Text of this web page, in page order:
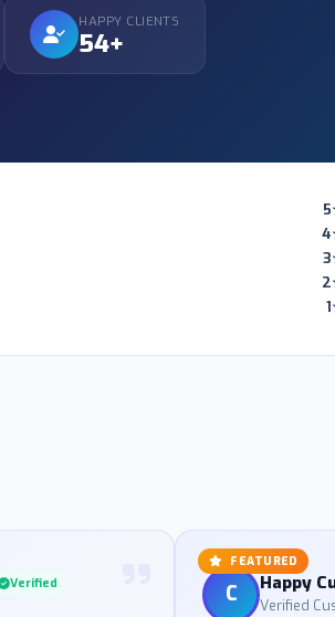
HAPPY CLIENTS
54+
Verified
FEATURED
C Happy
Verified